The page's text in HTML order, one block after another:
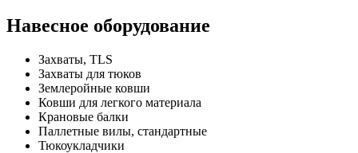
Навесное оборудование
Захваты, TLS
Захваты для тюков
Землеройные ковши
Ковши для легкого материала
Крановые балки
Паллетные вилы, стандартные
Тюкоукладчики